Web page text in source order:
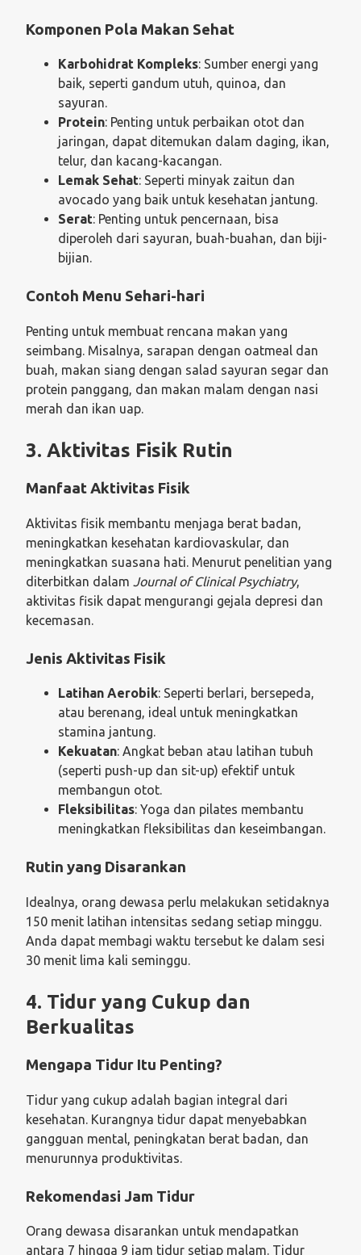
Komponen Pola Makan Sehat
Karbohidrat Kompleks: Sumber energi yang
baik, seperti gandum utuh, quinoa, dan
sayuran.
Protein: Penting untuk perbaikan otot dan
jaringan, dapat ditemukan dalam daging, ikan,
telur, dan kacang-kacangan.
Lemak Sehat: Seperti minyak zaitun dan
avocado yang baik untuk kesehatan jantung.
Serat: Penting untuk pencernaan, bisa
diperoleh dari sayuran, buah-buahan, dan biji-
bijian.
Contoh Menu Sehari-hari
Penting untuk membuat rencana makan yang
seimbang. Misalnya, sarapan dengan oatmeal dan
buah, makan siang dengan salad sayuran segar dan
protein panggang, dan makan malam dengan nasi
merah dan ikan uap.
3. Aktivitas Fisik Rutin
Manfaat Aktivitas Fisik
Aktivitas fisik membantu menjaga berat badan,
meningkatkan kesehatan kardiovaskular, dan
meningkatkan suasana hati. Menurut penelitian yang
diterbitkan dalam Journal of Clinical Psychiatry,
aktivitas fisik dapat mengurangi gejala depresi dan
kecemasan.
Jenis Aktivitas Fisik
Latihan Aerobik: Seperti berlari, bersepeda,
atau berenang, ideal untuk meningkatkan
stamina jantung.
Kekuatan: Angkat beban atau latihan tubuh
(seperti push-up dan sit-up) efektif untuk
membangun otot.
Fleksibilitas: Yoga dan pilates membantu
meningkatkan fleksibilitas dan keseimbangan.
Rutin yang Disarankan
Idealnya, orang dewasa perlu melakukan setidaknya
150 menit latihan intensitas sedang setiap minggu.
Anda dapat membagi waktu tersebut ke dalam sesi
30 menit lima kali seminggu.
4. Tidur yang Cukup dan
Berkualitas
Mengapa Tidur Itu Penting?
Tidur yang cukup adalah bagian integral dari
kesehatan. Kurangnya tidur dapat menyebabkan
gangguan mental, peningkatan berat badan, dan
menurunnya produktivitas.
Rekomendasi Jam Tidur
Orang dewasa disarankan untuk mendapatkan
antara 7 hingga 9 jam tidur setiap malam. Tidur